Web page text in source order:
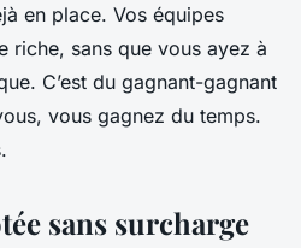
en place. Vos équipes
riche, sans que vous ayez à
C’est du gagnant-gagnant
vous gagnez du temps.
sans surcharge